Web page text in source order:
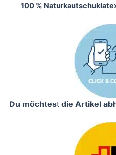
100 %
Du möchtest die Artikel